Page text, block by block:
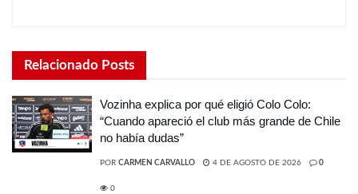
Relacionado Posts
Vozinha explica por qué eligió Colo Colo:
“Cuando apareció el club más grande de Chile
no había dudas”
POR CARMEN CARVALLO 4 DE AGOSTO DE 2026 0
0